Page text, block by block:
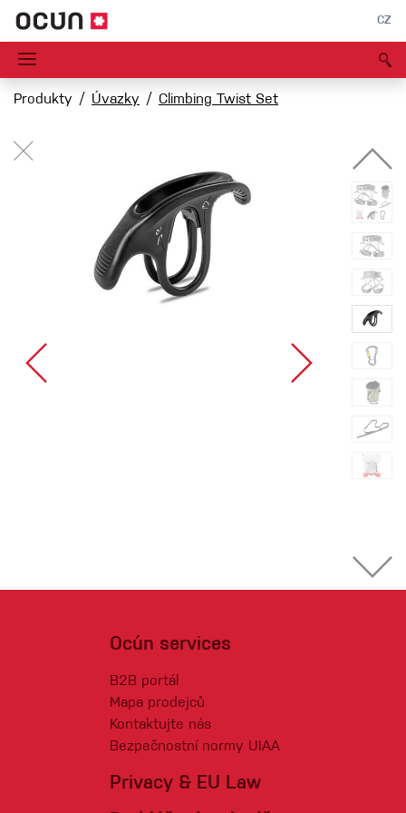
CZ
Produkty Úvazky Climbing Twist Set
Ocún services
B2B portál
Mapa prodejců
Kontaktujte nás
Bezpečnostní normy UIAA
Privacy & EU Law